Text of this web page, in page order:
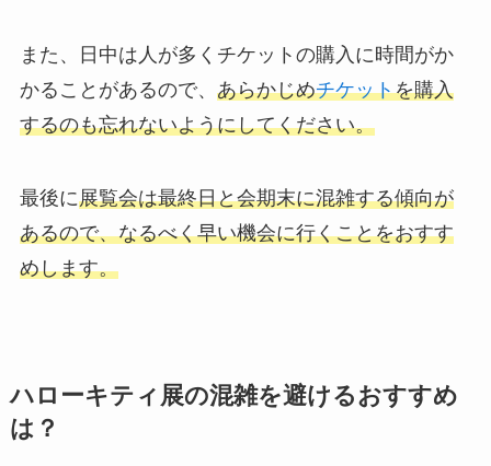
また、日中は人が多くチケットの購入に時間がか
かることがあるので、 あらかじめチケットを購入
するのも忘れないようにしてください。
最後に展覧会は最終日と会期末に混雑する傾向が
あるので、なるべく早い機会に行くことをおすす
めします。
ハローキティ展の混雑を避けるおすすめ
は？